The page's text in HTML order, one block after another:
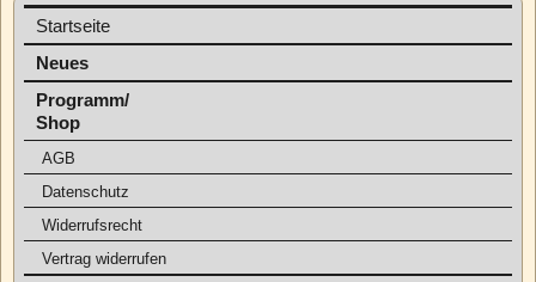
Startseite
Neues
Programm/
Shop
AGB
Datenschutz
Widerrufsrecht
Vertrag widerrufen